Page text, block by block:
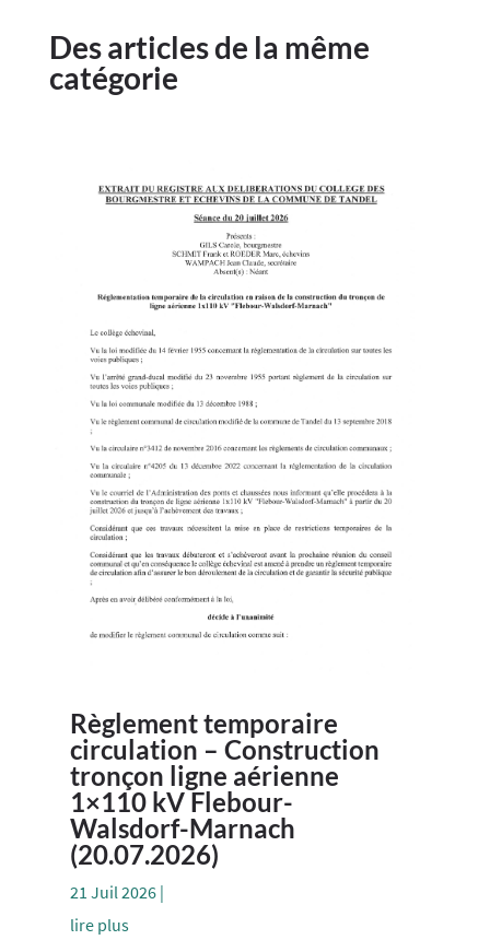
Des articles de la même
catégorie
Règlement temporaire
circulation – Construction
tronçon ligne aérienne
1×110 kV Flebour-
Walsdorf-Marnach
(20.07.2026)
21 Juil 2026|
lire plus